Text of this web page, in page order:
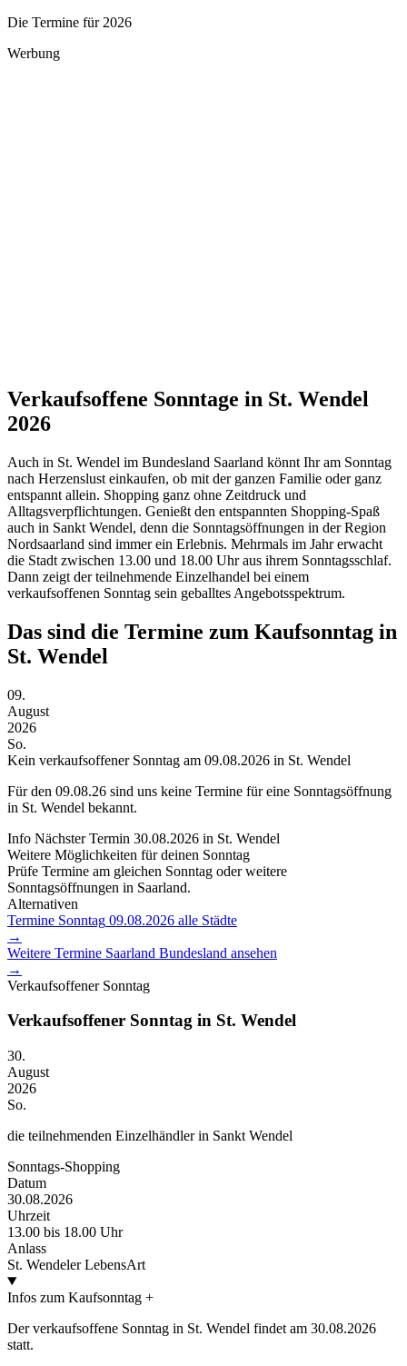
Die Termine für 2026
Werbung
Verkaufsoffene Sonntage in St. Wendel
2026
Auch in St. Wendel im Bundesland Saarland könnt Ihr am Sonntag
nach Herzenslust einkaufen, ob mit der ganzen Familie oder ganz
entspannt allein. Shopping ganz ohne Zeitdruck und
Alltagsverpflichtungen. Genießt den entspannten Shopping-Spaß
auch in Sankt Wendel, denn die Sonntagsöffnungen in der Region
Nordsaarland sind immer ein Erlebnis. Mehrmals im Jahr erwacht
die Stadt zwischen 13.00 und 18.00 Uhr aus ihrem Sonntagsschlaf.
Dann zeigt der teilnehmende Einzelhandel bei einem
verkaufsoffenen Sonntag sein geballtes Angebotsspektrum.
Das sind die Termine zum Kaufsonntag in
St. Wendel
09.
August
2026
So.
Kein verkaufsoffener Sonntag am 09.08.2026 in St. Wendel
Für den 09.08.26 sind uns keine Termine für eine Sonntagsöffnung
in St. Wendel bekannt.
Info Nächster Termin 30.08.2026 in St. Wendel
Weitere Möglichkeiten für deinen Sonntag
Prüfe Termine am gleichen Sonntag oder weitere
Sonntagsöffnungen in Saarland.
Alternativen
Termine Sonntag 09.08.2026 alle Städte
→
Weitere Termine Saarland Bundesland ansehen
→
Verkaufsoffener Sonntag
Verkaufsoffener Sonntag in St. Wendel
30.
August
2026
So.
die teilnehmenden Einzelhändler in Sankt Wendel
Sonntags-Shopping
Datum
30.08.2026
Uhrzeit
13.00 bis 18.00 Uhr
Anlass
St. Wendeler LebensArt
Infos zum Kaufsonntag +
Der verkaufsoffene Sonntag in St. Wendel findet am 30.08.2026
statt.